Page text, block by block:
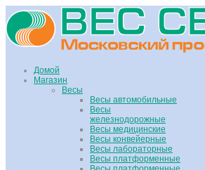
Домой
Магазин
Весы
Весы автомобильные
Весы
железнодорожные
Весы медицинские
Весы конвейерные
Весы лабораторные
Весы платформенные